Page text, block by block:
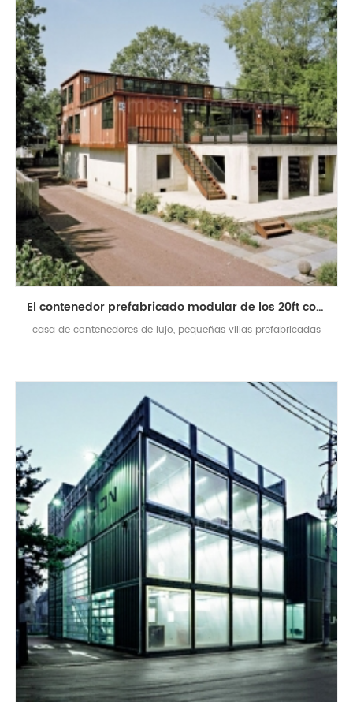
El contenedor prefabricado modular de los 20ft contiene la casa de lujo del chalet
casa de contenedores de lujo, pequeñas villas prefabricadas